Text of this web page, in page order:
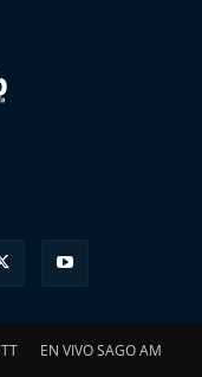
EN VIVO SAGO AM